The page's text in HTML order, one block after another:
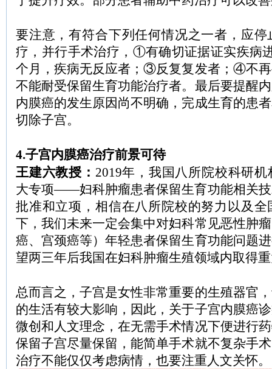
要注意，有符合下列任何情况之一者，应
疗，并行手术治疗，①有确切证据证实疾病
个月，疾病无反应者；③反复复发者；④不
不能耐受保留生育功能治疗者。最后要提醒
内膜癌的发生原因尚不明确，完成生育的患
切除子宫。
4.子宫内膜癌治疗前景可待
王建六教授： 2019年，我国八所院校科研
大专项——妇科肿瘤患者保留生育功能相关
批准和立项，相信在八所院校的努力以及
下，我们未来一定会集中对妇科常见恶性肿
癌、宫颈癌等）年轻患者保留生育功能问题
望两三年后我国在妇科肿瘤生殖领域内取得
总而言之，子宫是女性非常重要的生殖器官
的生活有较大影响，因此，关于子宫内膜癌
微创和人文理念，在无需手术情况下便进行
保留子宫尽量保留，能简单手术就不复杂手
治疗不能仅仅考虑病情，也要注重人文关怀。